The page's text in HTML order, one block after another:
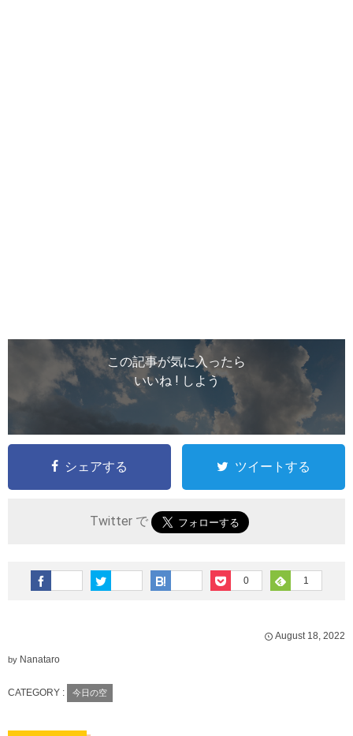
この記事が気に入ったら
いいね ! しよう
シェアする ツイートする
Twitter で
0 1
August 18, 2022
by Nanataro
CATEGORY : 今日の空